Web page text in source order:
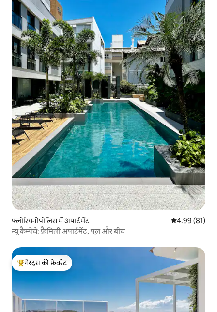
फ्लोरियनोपोलिस में अपार्टमेंट औसत रेटिंग 5 में
4.99 (81)
न्यू कैम्पेचे: फ़ैमिली अपार्टमेंट, पूल और बीच
गेस्ट्स का टॉप फ़ेवरेट
गेस्ट्स की फ़ेवरेट